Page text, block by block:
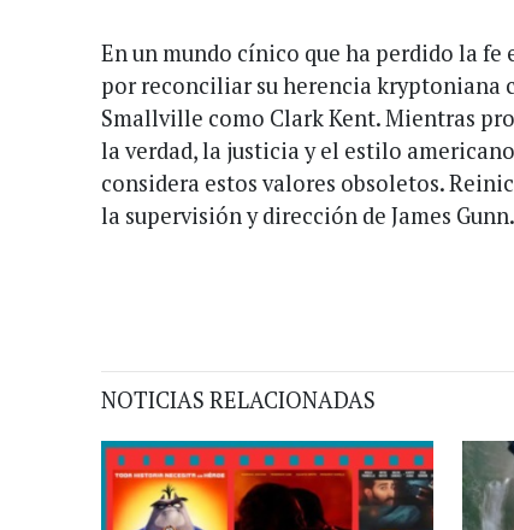
En un mundo cínico que ha perdido la fe
por reconciliar su herencia kryptoniana
Smallville como Clark Kent. Mientras
la verdad, la justicia y el estilo
considera estos valores obsoletos.
la supervisión y dirección de James Gunn.
NOTICIAS RELACIONADAS